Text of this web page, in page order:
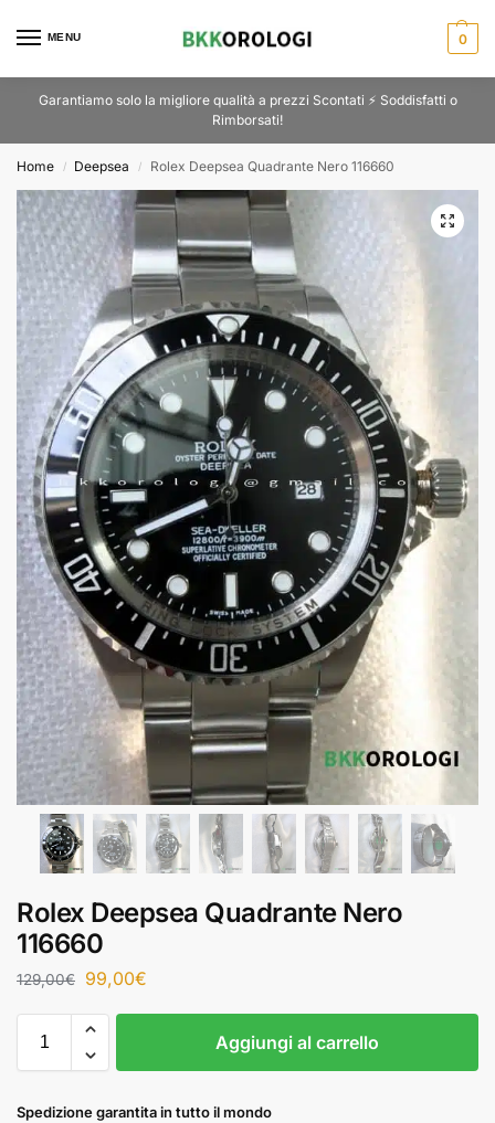
MENU 0
Garantiamo solo la migliore qualità a prezzi Scontati ⚡ Soddisfatti o
Rimborsati!
Home / Deepsea / Rolex Deepsea Quadrante Nero 116660
Rolex Deepsea Quadrante Nero
116660
129,00€ 99,00€
Aggiungi al carrello
Spedizione garantita in tutto il mondo